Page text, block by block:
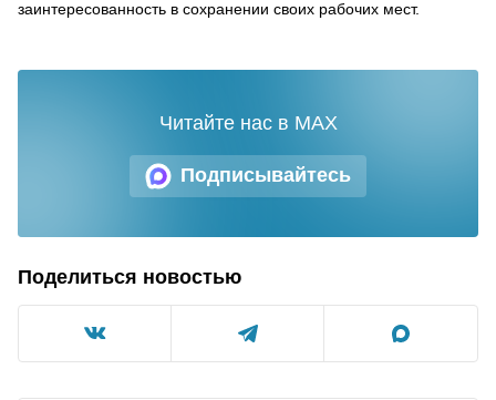
заинтересованность в сохранении своих рабочих мест.
Подписывайтесь
Читайте нас в MAX
Поделиться новостью